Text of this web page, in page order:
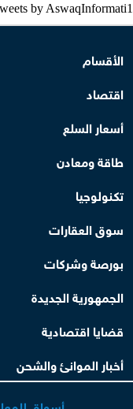
by AswaqInformati1
الأقسام
اقتصاد
أسعار السلع
طاقة ومعادن
تكنولوجيا
سوق العقارات
بورصة وشركات
الجمهورية الجديدة
قضايا اقتصادية
أخبار الموانئ والشحن